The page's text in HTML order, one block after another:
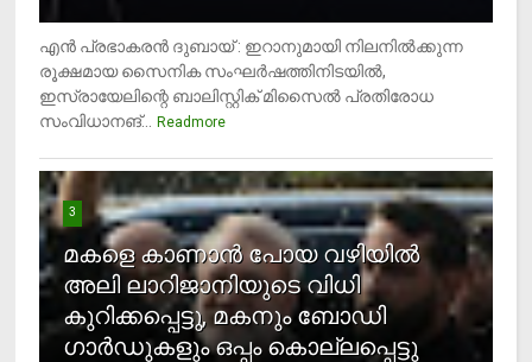
എന്‍ പ്രഭാകരന്‍ ദുബായ് : ഇറാനുമായി നിലനില്‍ക്കുന്ന
രൂക്ഷമായ സൈനിക സംഘര്‍ഷത്തിനിടയില്‍,
ഇസ്രായേലിന്റെ ബാലിസ്റ്റിക് മിസൈല്‍ പ്രതിരോധ
സംവിധാനങ്...
Readmore
3
മകളെ കാണാന്‍ പോയ വഴിയില്‍
അലി ലാറിജാനിയുടെ വിധി
കുറിക്കപ്പെട്ടു, മകനും ബോഡി
ഗാര്‍ഡുകളും ഒപ്പം കൊല്ലപ്പെട്ടു